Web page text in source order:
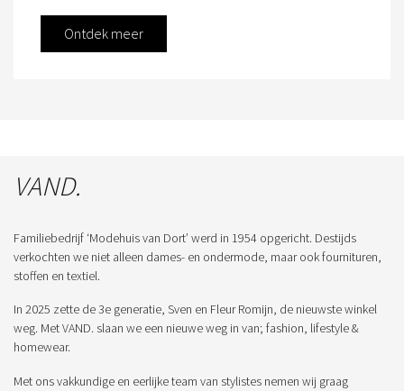
Ontdek meer
VAND.
Familiebedrijf ‘Modehuis van Dort’ werd in 1954 opgericht. Destijds
verkochten we niet alleen dames- en ondermode, maar ook fournituren,
stoffen en textiel.
In 2025 zette de 3e generatie, Sven en Fleur Romijn, de nieuwste winkel
weg. Met VAND. slaan we een nieuwe weg in van; fashion, lifestyle &
homewear.
Met ons vakkundige en eerlijke team van stylistes nemen wij graag